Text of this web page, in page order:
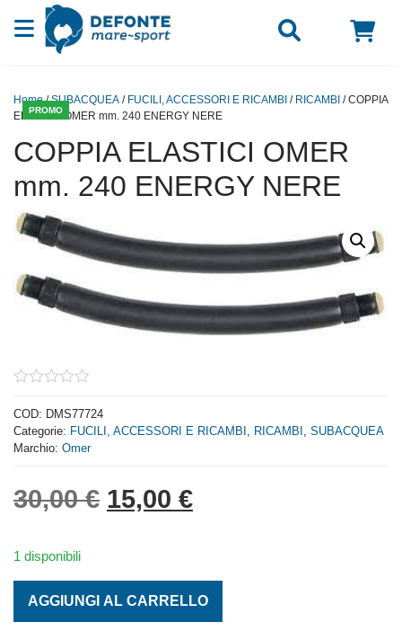
Vai al contenuto
PROMO
Home/SUBACQUEA / FUCILI, ACCESSORI E RICAMBI / RICAMBI / COPPIA
ELASTICI OMER mm. 240 ENERGY NERE
COPPIA ELASTICI OMER
mm. 240 ENERGY NERE
out
of
5
COD: DMS77724
Categorie: FUCILI, ACCESSORI E RICAMBI RICAMBI
SUBACQUEA
Marchio: Omer
30,00€ Il prezzo originale era:
15,00 €Il prezzo attuale
1 disponibili
AGGIUNGI AL CARRELLO